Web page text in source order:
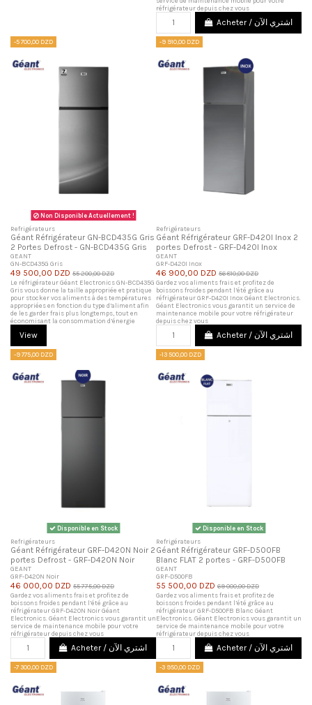
réfrigérateur depuis chez vous
Acheter / اشتري الآن
-5 700,00 DZD
Non Disponible Actuellement !
Refrigérateurs
Géant Réfrigérateur GN-BCD435G Gris
2 Portes Defrost - GN-BCD435G Gris
GEANT
GN-BCD435G Gris
49 500,00 DZD 55 200,00 DZD
Le réfrigérateur Géant Electronics GN-BCD435G
Gris vous donne la taille appropriée et pratique
pour stocker vos aliments à des températures
appropriées en fonction du type d’aliment afin
de les garder frais plus longtemps, tout en
économisant la consommation d’énergie
View
-9 910,00 DZD
Refrigérateurs
Géant Réfrigérateur GRF-D420I Inox 2
portes Defrost - GRF-D420I Inox
GEANT
GRF-D420I Inox
46 900,00 DZD 56 810,00 DZD
Gardez vos aliments frais et profitez de
boissons froides pendant l’été grâce au
réfrigérateur GRF-D420I Inox Géant Electronics.
Géant Electronics vous garantit un service de
maintenance mobile pour votre réfrigérateur
depuis chez vous
Acheter / اشتري الآن
-9 775,00 DZD
Disponible en Stock
Refrigérateurs
Géant Réfrigérateur GRF-D420N Noir 2
portes Defrost - GRF-D420N Noir
GEANT
GRF-D420N Noir
46 000,00 DZD 55 775,00 DZD
Gardez vos aliments frais et profitez de
boissons froides pendant l’été grâce au
réfrigérateur GRF-D420N Noir Géant
Electronics. Géant Electronics vous garantit un
service de maintenance mobile pour votre
réfrigérateur depuis chez vous
Acheter / اشتري الآن
-13 500,00 DZD
Disponible en Stock
Refrigérateurs
Géant Réfrigérateur GRF-D500FB
Blanc FLAT 2 portes - GRF-D500FB
GEANT
GRF-D500FB
55 500,00 DZD 69 000,00 DZD
Gardez vos aliments frais et profitez de
boissons froides pendant l’été grâce au
réfrigérateur GRF-D500FB Blanc Géant
Electronics. Géant Electronics vous garantit un
service de maintenance mobile pour votre
réfrigérateur depuis chez vous
Acheter / اشتري الآن
-7 300,00 DZD -3 950,00 DZD